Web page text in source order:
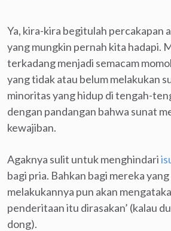
Ya, kira-kira begitulah percakapan
yang mungkin pernah kita hadapi.
terkadang menjadi semacam
yang tidak atau belum melakukan
minoritas yang hidup di tengah-
dengan pandangan bahwa sunat
kewajiban.
Agaknya sulit untuk menghindari
bagi pria. Bahkan bagi mereka
melakukannya pun akan
penderitaan itu dirasakan’ (kalau
dong).